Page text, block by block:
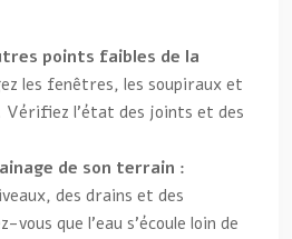
points faibles de la
les fenêtres, les soupiraux et
Vérifiez l’état des joints et des
de son terrain :
des drains et des
vous que l’eau s’écoule loin de